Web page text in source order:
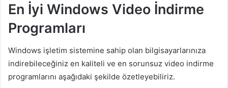
En İyi Windows Video İndirme
Programları
Windows işletim sistemine sahip olan bilgisayarlarınıza
indirebileceğiniz en kaliteli ve en sorunsuz video indirme
programlarını aşağıdaki şekilde özetleyebiliriz.